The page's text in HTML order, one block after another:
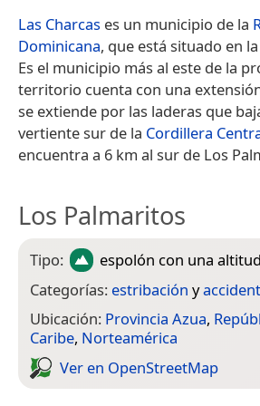
Las Charcas es un municipio de la
Dominicana, que está situado en
Es el municipio más al este de la
territorio cuenta con una
se extiende por las laderas que
vertiente sur de la Cordillera
encuentra a 6 km al sur de Los
Los Palmaritos
Tipo: espolón con una
Categorías: estribación y
Ubicación: Provincia Azua,
Caribe, Norteamérica
Ver en Open­Street­Map